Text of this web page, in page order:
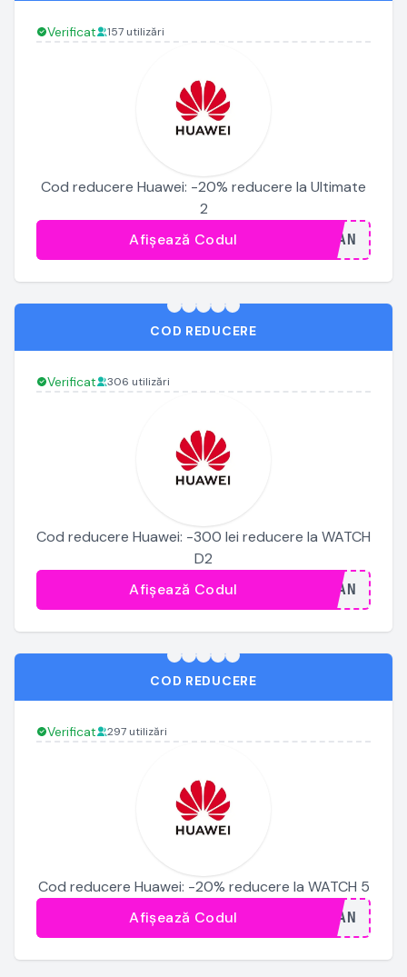
Verificat 157 utilizări
Cod reducere Huawei: -20% reducere la Ultimate
2
...JAN
Afișează Codul
COD REDUCERE
Verificat 306 utilizări
Cod reducere Huawei: -300 lei reducere la WATCH
D2
...JAN
Afișează Codul
COD REDUCERE
Verificat 297 utilizări
Cod reducere Huawei: -20% reducere la WATCH 5
...JAN
Afișează Codul